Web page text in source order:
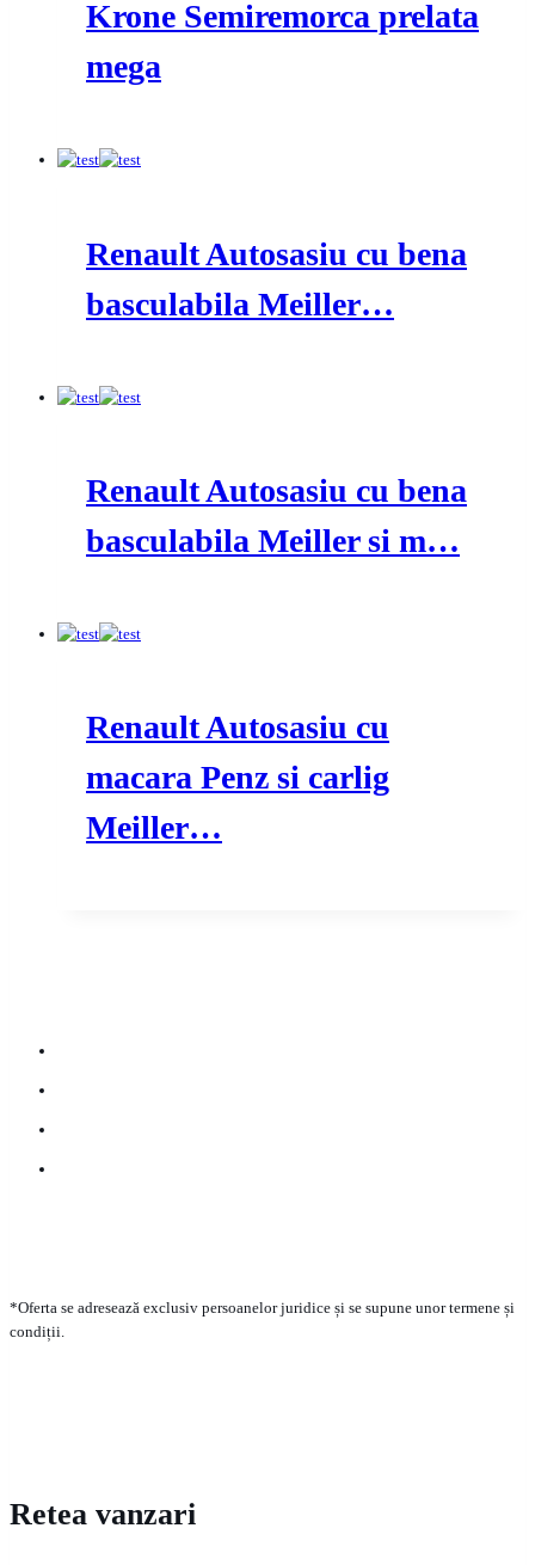
Krone Semiremorca prelata
mega
Renault Autosasiu cu bena
basculabila Meiller…
Renault Autosasiu cu bena
basculabila Meiller si m…
Renault Autosasiu cu
macara Penz si carlig
Meiller…
*Oferta se adresează exclusiv persoanelor juridice și se supune unor termene și
condiții.
Retea vanzari